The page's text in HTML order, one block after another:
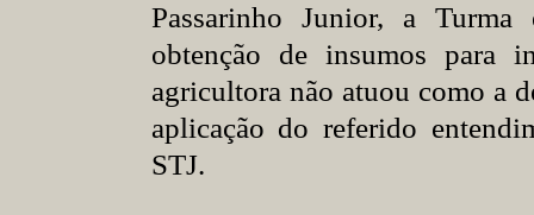
Passarinho Junior, a
obtenção de insumos para
agricultora não atuou como a
aplicação do referido
STJ.